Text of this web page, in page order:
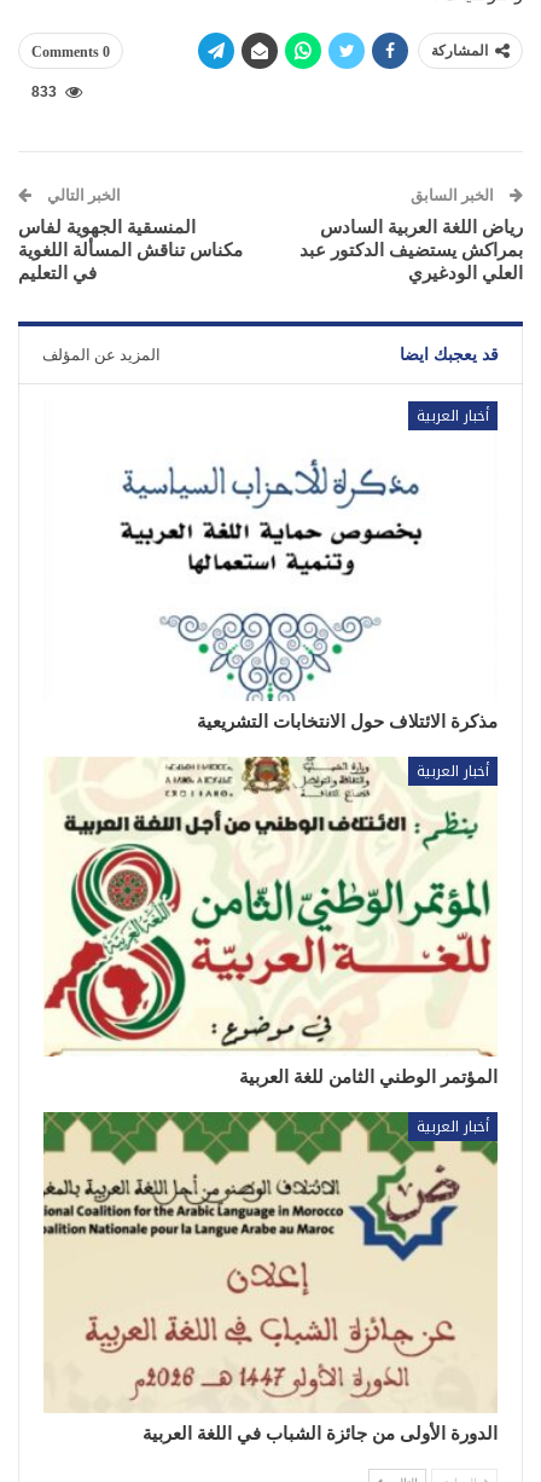
المشاركة 0 Comments
833
الخبر السابق
رياض اللغة العربية السادس
بمراكش يستضيف الدكتور عبد
العلي الودغيري
الخبر التالي
المنسقية الجهوية لفاس
مكناس تناقش المسألة اللغوية
في التعليم
قد يعجبك ايضا المزيد عن المؤلف
أخبار العربية
مذكرة الائتلاف حول الانتخابات التشريعية
أخبار العربية
المؤتمر الوطني الثامن للغة العربية
أخبار العربية
الدورة الأولى من جائزة الشباب في اللغة العربية